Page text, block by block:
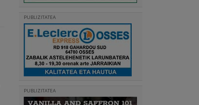
PUBLIZITATEA
PUBLIZITATEA